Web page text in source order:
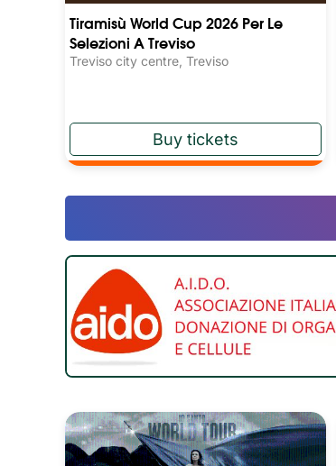
Tiramisù World Cup 2026 Per Le
Selezioni A Treviso
Treviso city centre, Treviso